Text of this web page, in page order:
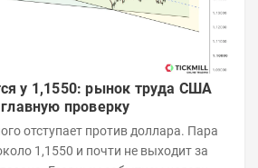
у 1,1550: рынок труда США
проверку
отступает против доллара. Пара
1,1550 и почти не выходит за